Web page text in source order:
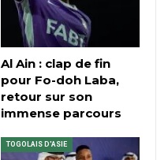
Al Ain : clap de fin
pour Fo-doh Laba,
retour sur son
immense parcours
TOGOLAIS D'ASIE